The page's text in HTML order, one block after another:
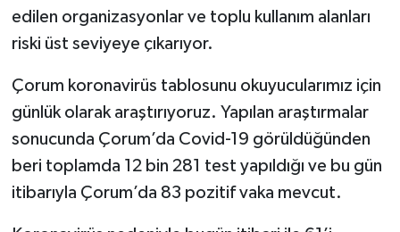
edilen organizasyonlar ve toplu kullanım alanları
riski üst seviyeye çıkarıyor.
Çorum koronavirüs tablosunu okuyucularımız için
günlük olarak araştırıyoruz. Yapılan araştırmalar
sonucunda Çorum’da Covid-19 görüldüğünden
beri toplamda 12 bin 281 test yapıldığı ve bu gün
itibarıyla Çorum’da 83 pozitif vaka mevcut.